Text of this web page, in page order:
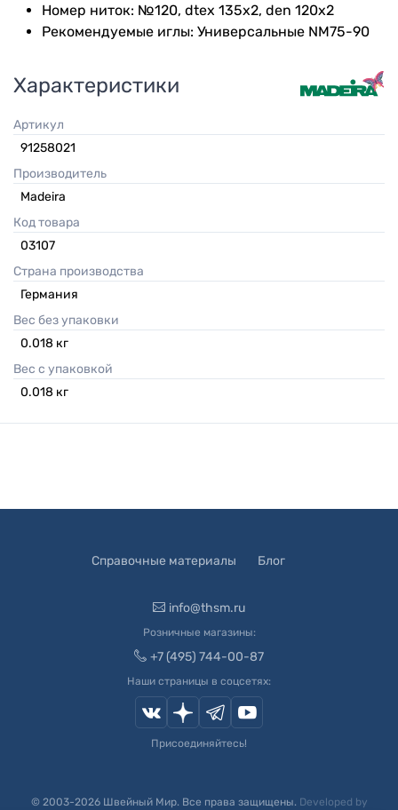
Номер ниток: №120, dtex 135x2, den 120x2
Рекомендуемые иглы: Универсальные NM75-90
Характеристики
Артикул
91258021
Производитель
Madeira
Код товара
03107
Страна производства
Германия
Вес без упаковки
0.018 кг
Вес с упаковкой
0.018 кг
Справочные материалы Блог
info@thsm.ru
Розничные магазины:
+7 (495) 744-00-87
Наши страницы в соцсетях:
Присоединяйтесь!
© 2003-2026Швейный Мир. Все права защищены. Developed by